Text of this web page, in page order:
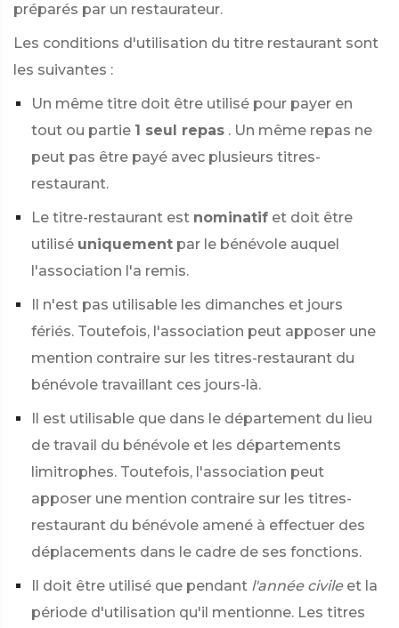
préparés par un restaurateur.
Les conditions d'utilisation du titre restaurant sont
les suivantes :
Un même titre doit être utilisé pour payer en
tout ou partie 1 seul repas . Un même repas ne
peut pas être payé avec plusieurs titres-
restaurant.
Le titre-restaurant est nominatif et doit être
utilisé uniquement par le bénévole auquel
l'association l'a remis.
Il n'est pas utilisable les dimanches et jours
fériés. Toutefois, l'association peut apposer une
mention contraire sur les titres-restaurant du
bénévole travaillant ces jours-là.
Il est utilisable que dans le département du lieu
de travail du bénévole et les départements
limitrophes. Toutefois, l'association peut
apposer une mention contraire sur les titres-
restaurant du bénévole amené à effectuer des
déplacements dans le cadre de ses fonctions.
Il doit être utilisé que pendant l'année civile et la
période d'utilisation qu'il mentionne. Les titres